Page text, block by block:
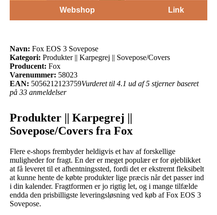
Webshop
Link
Navn: Fox EOS 3 Sovepose
Kategori: Produkter || Karpegrej || Sovepose/Covers
Producent: Fox
Varenummer: 58023
EAN: 5056212123759Vurderet til 4.1 ud af 5 stjerner baseret
på 33 anmeldelser
Produkter || Karpegrej ||
Sovepose/Covers fra Fox
Flere e-shops frembyder heldigvis et hav af forskellige
muligheder for fragt. En der er meget populær er for øjeblikket
at få leveret til et afhentningssted, fordi det er ekstremt fleksibelt
at kunne hente de købte produkter lige præcis når det passer ind
i din kalender. Fragtformen er jo rigtig let, og i mange tilfælde
endda den prisbilligste leveringsløsning ved køb af Fox EOS 3
Sovepose.